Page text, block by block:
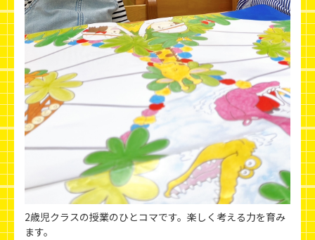
2歳児クラスの授業のひとコマです。楽しく考える力を育み
ます。